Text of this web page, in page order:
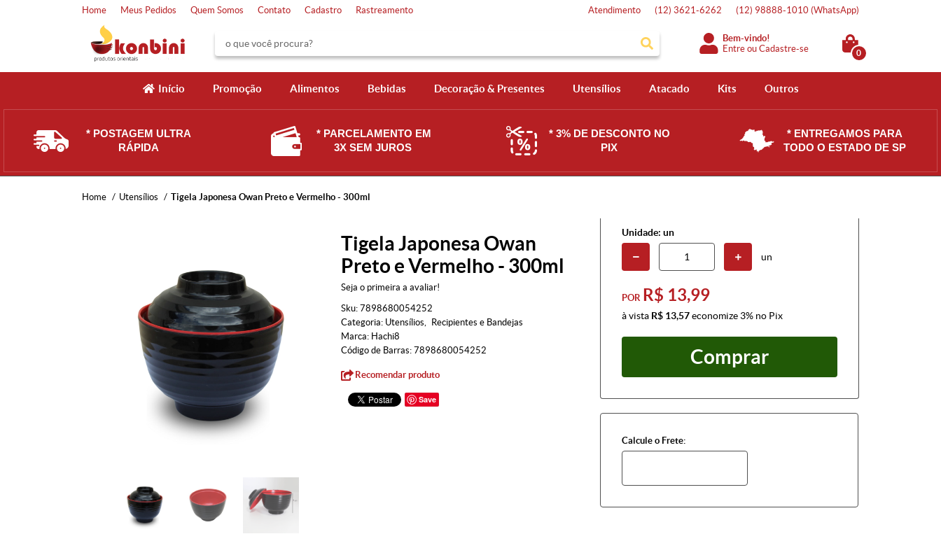
Home Meus Pedidos Quem Somos Contato Cadastro Rastreamento Atendimento (12) 3621-6262 (12) 98888-1010 (WhatsApp)
Bem-vindo!
Entre ouCadastre-se 0
Início Promoção Alimentos Bebidas Decoração & Presentes Utensílios Atacado Kits Outros
* POSTAGEM ULTRA
RÁPIDA
* PARCELAMENTO EM
3X SEM JUROS
* 3% DE DESCONTO NO
PIX
* ENTREGAMOS PARA
TODO O ESTADO DE SP
Home Utensílios Tigela Japonesa Owan Preto e Vermelho - 300ml
Tigela Japonesa Owan
Preto e Vermelho - 300ml
Seja o primeira a avaliar!
Sku: 7898680054252
Categoria: Utensílios
Recipientes e Bandejas
Marca: Hachi8
Código de Barras: 7898680054252
Recomendar produto
Save
Unidade: un
un
POR R$ 13,99
à vista R$ 13,57economize 3% no Pix
Comprar
Calcule o Frete: